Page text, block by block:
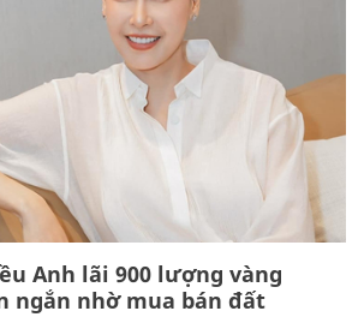
Anh lãi 900 lượng vàng
ngắn nhờ mua bán đất